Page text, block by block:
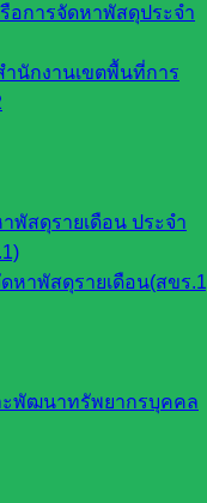
อการจัดหาพัสดุประจำ
ำนักงานเขตพื้นที่การ
พัสดุรายเดือน ประจำ
หาพัสดุรายเดือน(สขร
พัฒนาทรัพยากรบุคคล